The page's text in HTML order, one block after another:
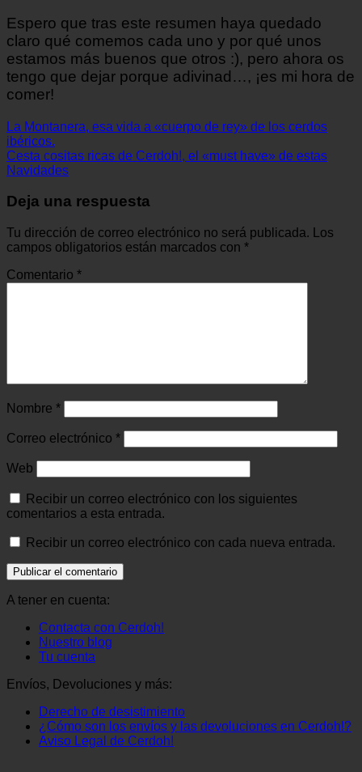
Espero que tras este resumen haya quedado
claro qué comemos cada uno y por qué unos
estamos más buenos que otros :), pero ahora os
tengo que dejar porque adivinad…, ¡es mi hora de
comer!
La Montanera, esa vida a «cuerpo de rey» de los cerdos
ibéricos.
Cesta cositas ricas de Cerdoh!, el «must have» de estas
Navidades
Deja una respuesta
Tu dirección de correo electrónico no será publicada.
Los
campos obligatorios están marcados con *
Comentario *
Nombre *
Correo electrónico *
Web
Recibir un correo electrónico con los siguientes
comentarios a esta entrada.
Recibir un correo electrónico con cada nueva entrada.
A tener en cuenta:
Contacta con Cerdoh!
Nuestro blog
Tu cuenta
Envíos, Devoluciones y más:
Derecho de desistimiento
¿Cómo son los envíos y las devoluciones en Cerdoh!?
Aviso Legal de Cerdoh!